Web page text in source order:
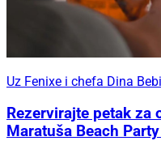
Uz Fenixe i chefa Dina
Rezervirajte petak
Maratuša Beach